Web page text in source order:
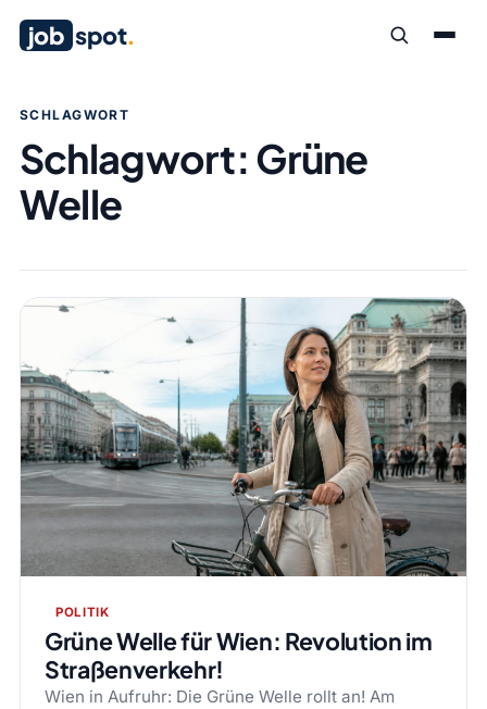
job spot.
SCHLAGWORT
Schlagwort:Grüne
Welle
POLITIK
Grüne Welle für Wien: Revolution im
Straßenverkehr!
Wien in Aufruhr: Die Grüne Welle rollt an! Am